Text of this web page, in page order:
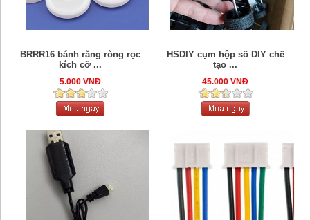
BRRR16 bánh răng ròng rọc
kích cỡ ...
5.000 VNĐ
HSDIY cụm hộp số DIY chế
tạo ...
45.000 VNĐ